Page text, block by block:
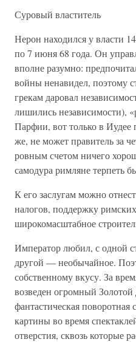
Суровый властитель
Нерон находился у власти
по 7 июня 68 года. Он
вполне разумно:
войны ненавидел, поэтому
грекам даровал
лишились независимости),
Парфии, вот только в Иудее
же, не может правитель за
ровным счетом ничего
самодура римляне терпеть
К его заслугам можно
налогов, поддержку
широкомасштабное
Император любил, с одной
другой — необычайное.
собственному вкусу. За
возведен огромный
фантастическая поворотная
картины во время
отверстия, сквозь которые